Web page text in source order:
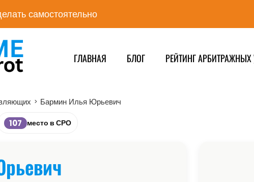
самостоятельно
ГЛАВНАЯ БЛОГ РЕЙТИНГ
> Бармин Илья Юрьевич
107 место в СРО